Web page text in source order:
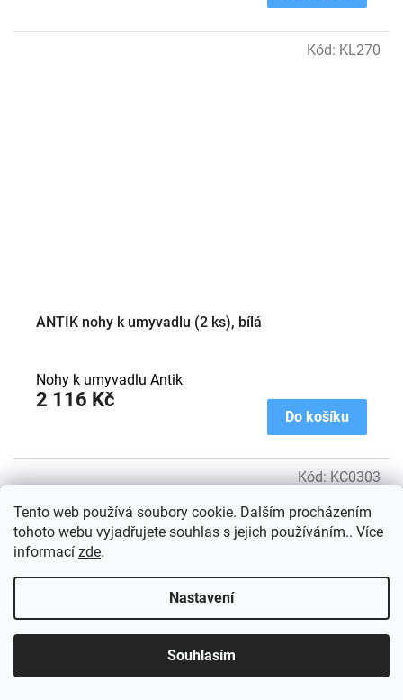
Tento web používá soubory cookie. Dalším procházením
tohoto webu vyjadřujete souhlas s jejich používáním.. Více
informací zde.
Nastavení
Souhlasím
ANTIK nohy k umyvadlu (2 ks), bílá
2 116 Kč
Do košíku
Nohy k umyvadlu Antik
Kód: KL270
Kód:KC0303